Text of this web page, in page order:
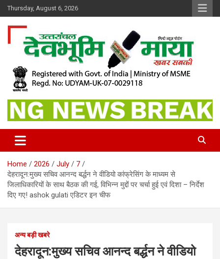
Skip
to
content
Thursday, August 6, 2026
Dev Bhoomi Maya
Home 2026 July
7
देहरादून:मुख्य सचिव आनन्द बर्द्धन ने वीडियो कांफ्रेसिंग के माध्यम से
जिलाधिकारियों के साथ बैठक की गई, विभिन्न मुद्दों पर चर्चा हुई एवं दिशा – निर्देश
दिए गए! ashok gulati एडिटर इन चीफ
अन्य बड़ी खबरे
देहरादून:मुख्य सचिव आनन्द बर्द्धन ने वीडियो